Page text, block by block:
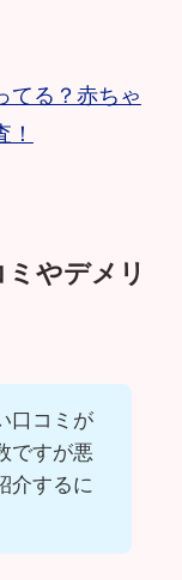
てる？赤ちゃ
やデメリ
口コミが
ですが悪
介するに